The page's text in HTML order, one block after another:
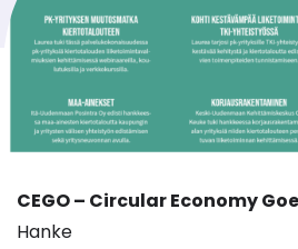
CEGO – Circular Economy
Hanke